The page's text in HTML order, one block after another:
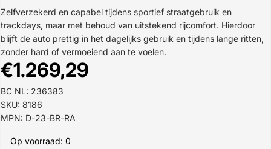
Zelfverzekerd en capabel tijdens sportief straatgebruik en
trackdays, maar met behoud van uitstekend rijcomfort. Hierdoor
blijft de auto prettig in het dagelijks gebruik en tijdens lange ritten,
zonder hard of vermoeiend aan te voelen.
€1.269,29
BC NL: 236383
SKU: 8186
MPN: D-23-BR-RA
Op voorraad: 0